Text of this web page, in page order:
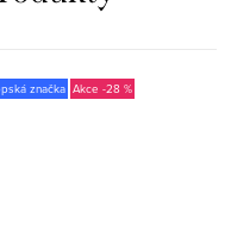
značka -28 %